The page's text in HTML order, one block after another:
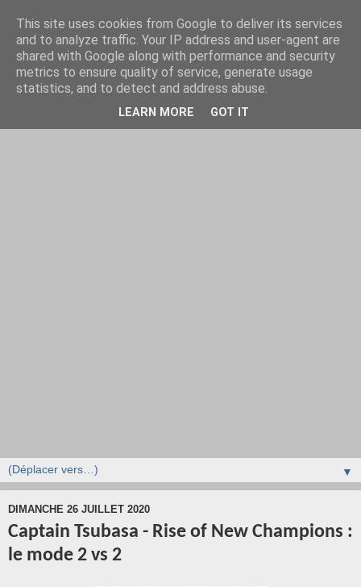
▼
DIMANCHE 26 JUILLET 2020
Captain Tsubasa - Rise of New Champions :
le mode 2 vs 2
This site uses cookies from Google to deliver its services
and to analyze traffic. Your IP address and user-agent are
shared with Google along with performance and security
metrics to ensure quality of service, generate usage
statistics, and to detect and address abuse.
LEARN MORE GOT IT